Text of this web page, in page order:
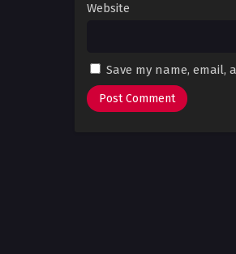
Website
Save my name,